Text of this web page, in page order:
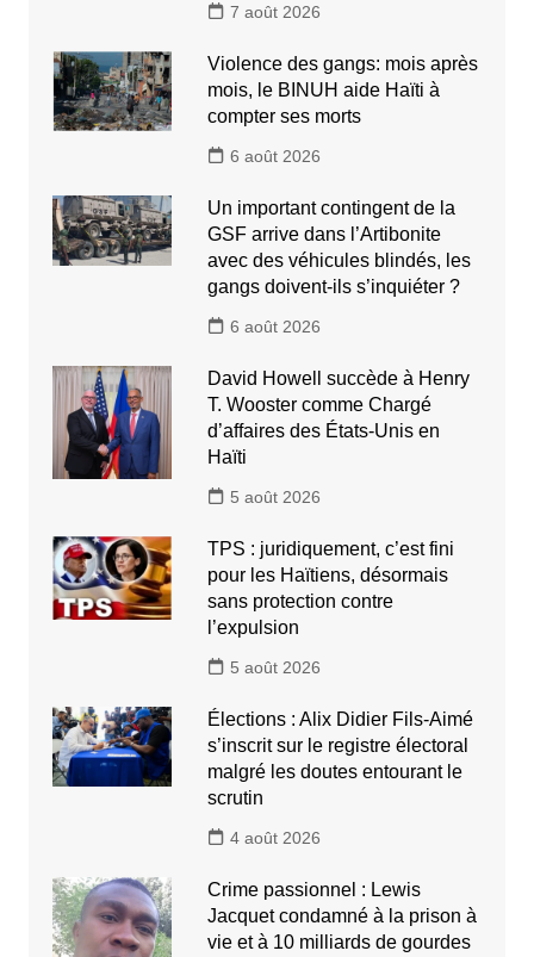
7 août 2026
Violence des gangs: mois après
mois, le BINUH aide Haïti à
compter ses morts
6 août 2026
Un important contingent de la
GSF arrive dans l’Artibonite
avec des véhicules blindés, les
gangs doivent-ils s’inquiéter ?
6 août 2026
David Howell succède à Henry
T. Wooster comme Chargé
d’affaires des États-Unis en
Haïti
5 août 2026
TPS : juridiquement, c’est fini
pour les Haïtiens, désormais
sans protection contre
l’expulsion
5 août 2026
Élections : Alix Didier Fils-Aimé
s’inscrit sur le registre électoral
malgré les doutes entourant le
scrutin
4 août 2026
Crime passionnel : Lewis
Jacquet condamné à la prison à
vie et à 10 milliards de gourdes